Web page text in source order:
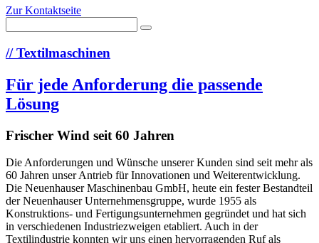
Zur Kontaktseite
//Textilmaschinen
Für jede Anforderung die passende
Lösung
Frischer Wind seit 60 Jahren
Die Anforderungen und Wünsche unserer Kunden sind seit mehr als
60 Jahren unser Antrieb für Innovationen und Weiterentwicklung.
Die Neuenhauser Maschinenbau GmbH, heute ein fester Bestandteil
der Neuenhauser Unternehmensgruppe, wurde 1955 als
Konstruktions- und Fertigungsunternehmen gegründet und hat sich
in verschiedenen Industriezweigen etabliert. Auch in der
Textilindustrie konnten wir uns einen hervorragenden Ruf als